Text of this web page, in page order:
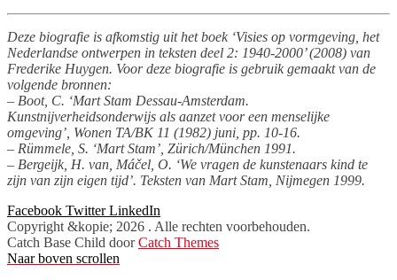
Deze biografie is afkomstig uit het boek ‘Visies op vormgeving, het
Nederlandse ontwerpen in teksten deel 2: 1940-2000’ (2008) van
Frederike Huygen. Voor deze biografie is gebruik gemaakt van de
volgende bronnen:
– Boot, C. ‘Mart Stam Dessau-Amsterdam.
Kunstnijverheidsonderwijs als aanzet voor een menselijke
omgeving’, Wonen TA/BK 11 (1982) juni, pp. 10-16.
– Rümmele, S. ‘Mart Stam’, Zürich/München 1991.
– Bergeijk, H. van, Máčel, O. ‘We vragen de kunstenaars kind te
zijn van zijn eigen tijd’. Teksten van Mart Stam, Nijmegen 1999.
Facebook Twitter LinkedIn
Copyright &kopie; 2026 . Alle rechten voorbehouden.
Catch Base Child doorCatch Themes
Naar boven scrollen